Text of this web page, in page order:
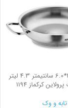
تابه تخت 32*6.0 سانتیمتر 4.3 لیتر
کرکماز 1194
تابه و وک